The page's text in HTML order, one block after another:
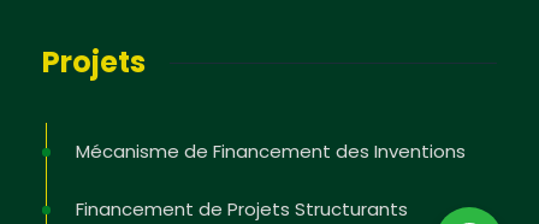
Projets
Mécanisme de Financement des Inventions
Financement de Projets Structurants